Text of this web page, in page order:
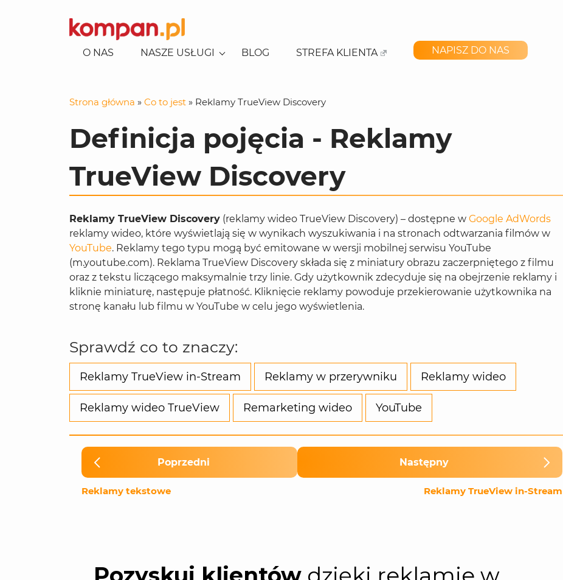
O NAS
NASZE USŁUGI
POZYCJONOWANIE
POZYCJONOWANIE SKLEPÓW
KAMPANIE REKLAMOWE
REKLAMA W GOOGLE
REKLAMA NA FACEBOOKU
REKLAMA NA TIKTOKU
REKLAMA NA LINKEDINIE
CONSENT MODE
SOCIAL MEDIA
CONTENT
BUDOWA STRON I APLIKACJI
GENEROWANIE LEADÓW
ANALITYKA
BLOG STREFA KLIENTA NAPISZ DO NAS
Strona główna » Co to jest » Reklamy TrueView Discovery
Definicja pojęcia - Reklamy
TrueView Discovery
Reklamy TrueView Discovery (reklamy wideo TrueView Discovery) – dostępne w Google AdWords
reklamy wideo, które wyświetlają się w wynikach wyszukiwania i na stronach odtwarzania filmów w
YouTube. Reklamy tego typu mogą być emitowane w wersji mobilnej serwisu YouTube
(m.youtube.com). Reklama TrueView Discovery składa się z miniatury obrazu zaczerpniętego z filmu
oraz z tekstu liczącego maksymalnie trzy linie. Gdy użytkownik zdecyduje się na obejrzenie reklamy i
kliknie miniaturę, następuje płatność. Kliknięcie reklamy powoduje przekierowanie użytkownika na
stronę kanału lub filmu w YouTube w celu jego wyświetlenia.
Sprawdź co to znaczy:
Reklamy TrueView in-Stream Reklamy w przerywniku Reklamy wideo
Reklamy wideo TrueView Remarketing wideo YouTube
Poprzedni
Reklamy tekstowe
Następny
Reklamy TrueView in-Stream